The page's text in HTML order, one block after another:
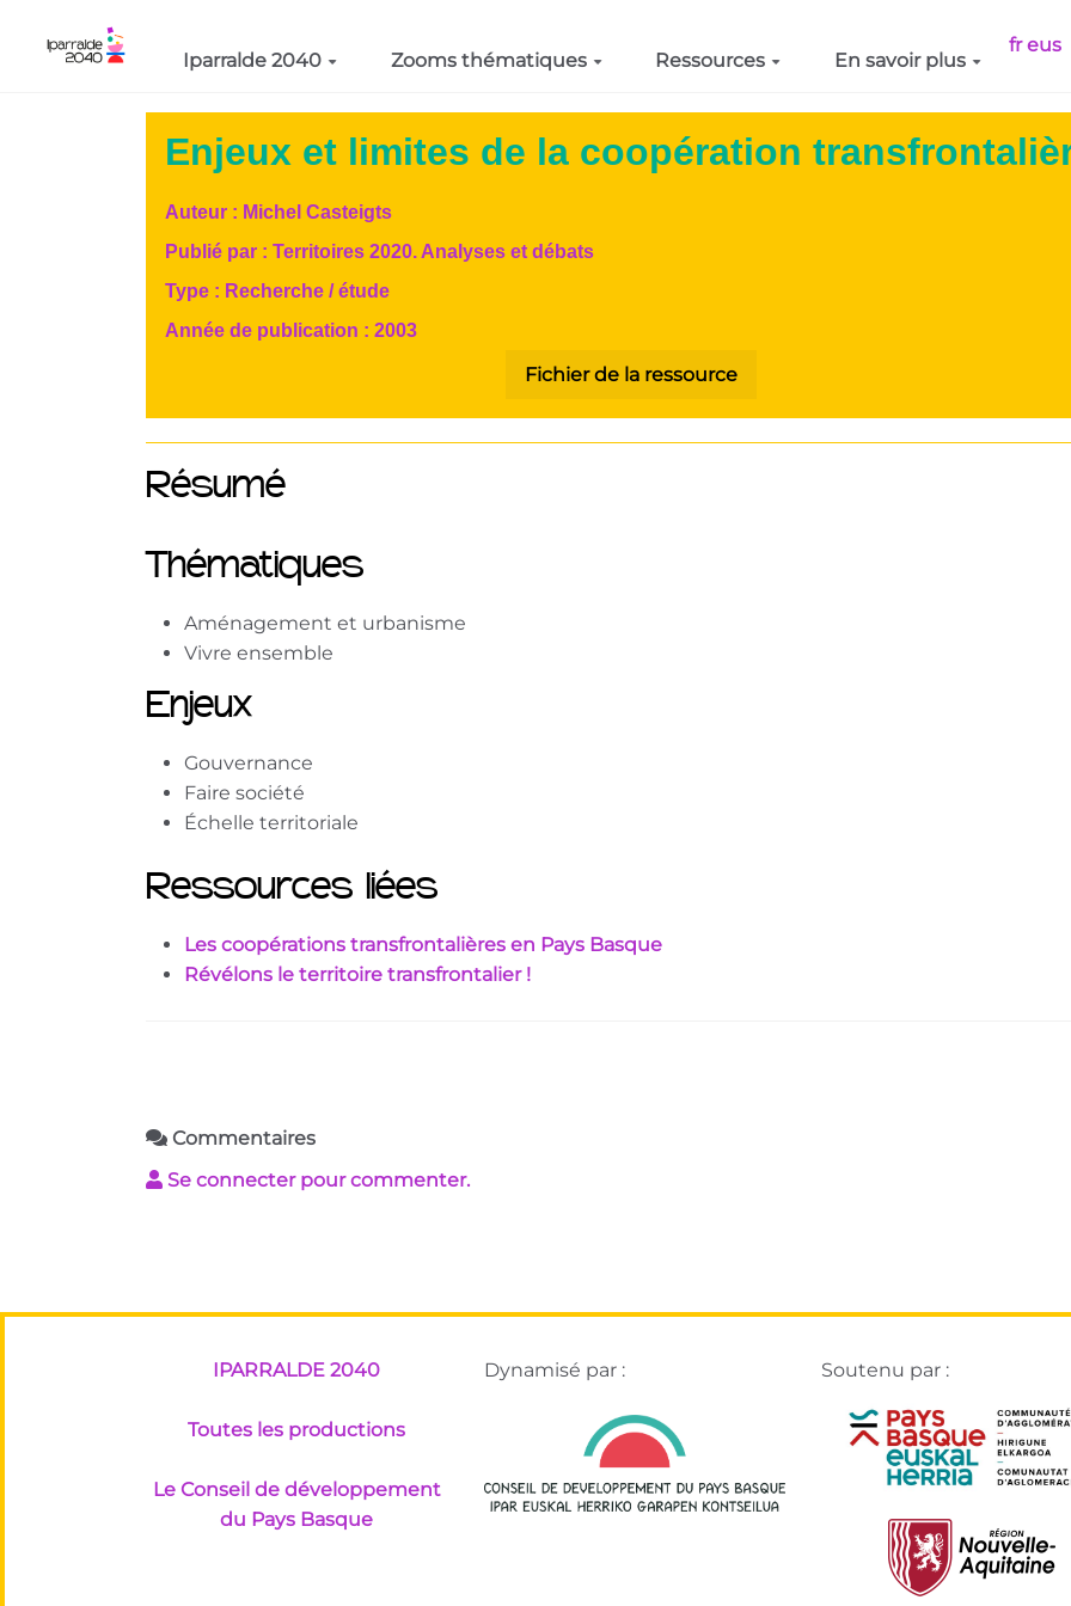
Aller au contenu principal
Iparralde 2040
Zooms thématiques Ressources En savoir plus
fr eus
Enjeux et limites de la coopération
Auteur : Michel Casteigts
Publié par : Territoires 2020. Analyses et débats
Type : Recherche / étude
Année de publication : 2003
Fichier de la ressource
Résumé
Thématiques
Aménagement et urbanisme
Vivre ensemble
Enjeux
Gouvernance
Faire société
Échelle territoriale
Ressources liées
Les coopérations transfrontalières en Pays Basque
Révélons le territoire transfrontalier !
Commentaires
Se connecter pour commenter.
IPARRALDE 2040
Toutes les productions
Le Conseil de développement
du Pays Basque
Dynamisé par : Soutenu par :